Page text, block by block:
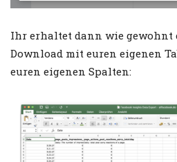
Ihr erhaltet dann wie gewohnt
Download mit euren eigenen
euren eigenen Spalten: